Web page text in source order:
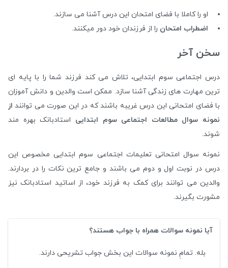
او را کاملا با فضای امتحان این درس آشنا می سازند.
اضطراب امتحان را از فرزندان خود دور میکنند.
سخن آخر
درس اجتماعی سوم ابتدایی، تلاش می کند فرزند شما را با پایه ای
ترین مهارت های زندگی آشنا سازد. ممکن است والدین و دانش آموزان
با فضای امتحانی این درس غریبه باشند که در این صورت می توانند از
نمونه سوال مطالعات اجتماعی سوم ابتدایی استادبانک بهره مند
شوند.
نمونه سوال امتحانی تعلیمات اجتماعی سوم ابتدایی مخصوص این
درس در نوبت اول و دوم می باشند و جامع ترین نکات را در بردارند.
والدین می توانند برای کمک به فرزند خود، از اساتید استادبانک نیز
مشورت بگیرند.
آیا نمونه سوالات همراه با جواب هستند؟
بله. تمامِ نمونه سوالات این بخش جواب تشریحی دارند.